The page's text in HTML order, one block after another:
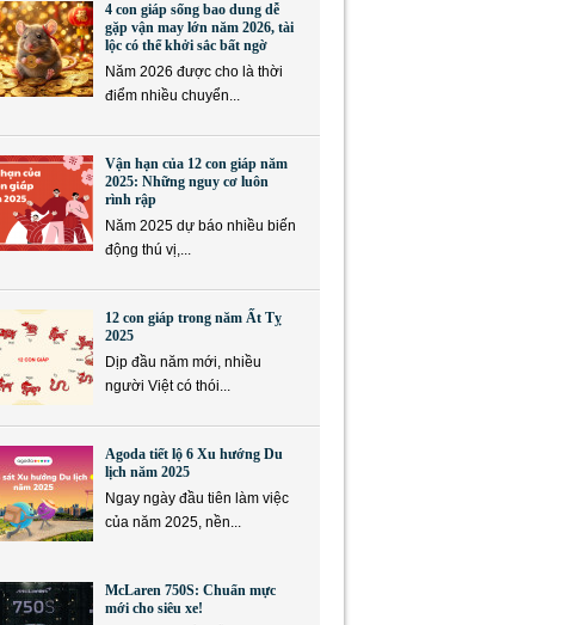
4 con giáp sống bao dung dễ
gặp vận may lớn năm 2026, tài
lộc có thể khởi sắc bất ngờ
Năm 2026 được cho là thời
điểm nhiều chuyển...
Vận hạn của 12 con giáp năm
2025: Những nguy cơ luôn
rình rập
Năm 2025 dự báo nhiều biến
động thú vị,...
12 con giáp trong năm Ất Tỵ
2025
Dịp đầu năm mới, nhiều
người Việt có thói...
Agoda tiết lộ 6 Xu hướng Du
lịch năm 2025
Ngay ngày đầu tiên làm việc
của năm 2025, nền...
McLaren 750S: Chuẩn mực
mới cho siêu xe!